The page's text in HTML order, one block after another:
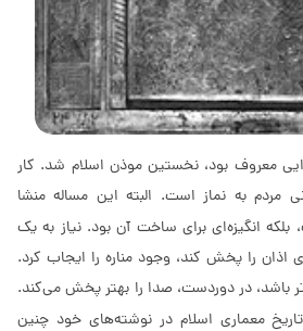
معروف بود، نخستین موذن اسلام شد. کار
مردم به نماز است. البته این مساله منشا
انگیزه‌ای برای ساخت آن بود. نیاز به یک
اذان را پخش کند، وجود مناره را ایجاب کرد.
باشد، در دوردست، صدا را بهتر پخش می‌کند.
معماری اسلام در نوشته‌های خود چنین